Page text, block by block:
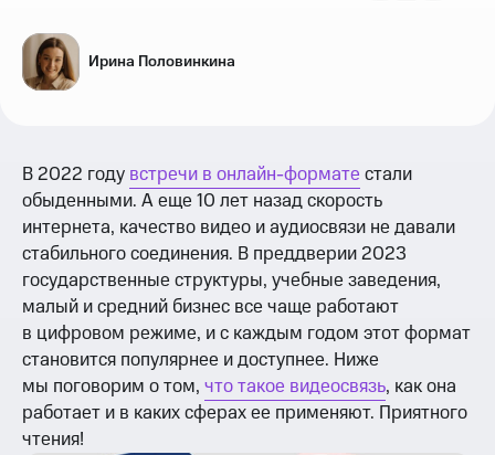
Ирина Половинкина
В 2022 году встречи в онлайн-формате стали
обыденными. А еще 10 лет назад скорость
интернета, качество видео и аудиосвязи не давали
стабильного соединения. В преддверии 2023
государственные структуры, учебные заведения,
малый и средний бизнес все чаще работают
в цифровом режиме, и с каждым годом этот формат
становится популярнее и доступнее. Ниже
мы поговорим о том, что такое видеосвязь, как она
работает и в каких сферах ее применяют. Приятного
чтения!